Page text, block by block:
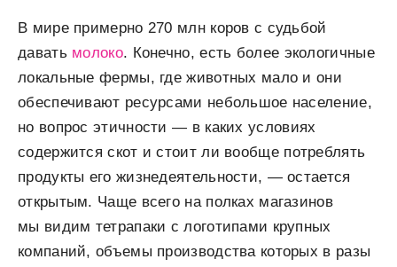
В мире примерно 270 млн коров с судьбой
давать молоко. Конечно, есть более экологичные
локальные фермы, где животных мало и они
обеспечивают ресурсами небольшое население,
но вопрос этичности — в каких условиях
содержится скот и стоит ли вообще потреблять
продукты его жизнедеятельности, — остается
открытым. Чаще всего на полках магазинов
мы видим тетрапаки с логотипами крупных
компаний, объемы производства которых в разы